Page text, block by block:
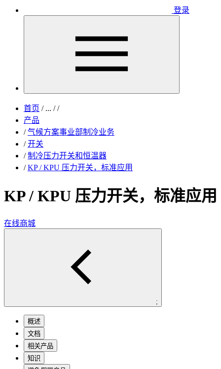
登录
首页 /... / /
产品
/ 气候方案事业部制冷业务
/ 开关
/ 制冷压力开关和恒温器
/ KP / KPU 压力开关，标准应用
KP / KPU 压力开关，标准应用
在线商城
;
概述
文档
相关产品
知识